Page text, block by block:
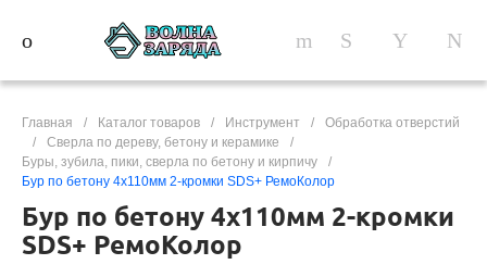
Главная / Каталог товаров / Инструмент /
Обработка отверстий
/
Сверла по дереву, бетону и керамике
/
Буры, зубила, пики, сверла по бетону и кирпичу
/
Бур по бетону 4х110мм 2-кромки SDS+ РемоКолор
Бур по бетону 4х110мм 2-кромки
SDS+ РемоКолор